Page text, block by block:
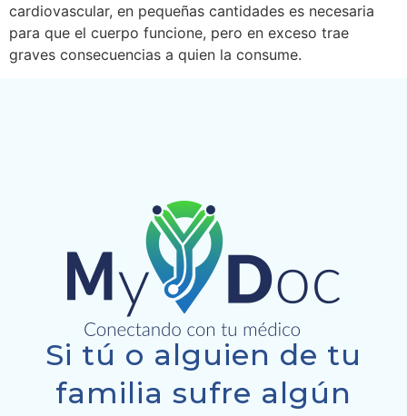
cardiovascular, en pequeñas cantidades es necesaria
para que el cuerpo funcione, pero en exceso trae
graves consecuencias a quien la consume.
Si tú o alguien de tu
familia sufre algún